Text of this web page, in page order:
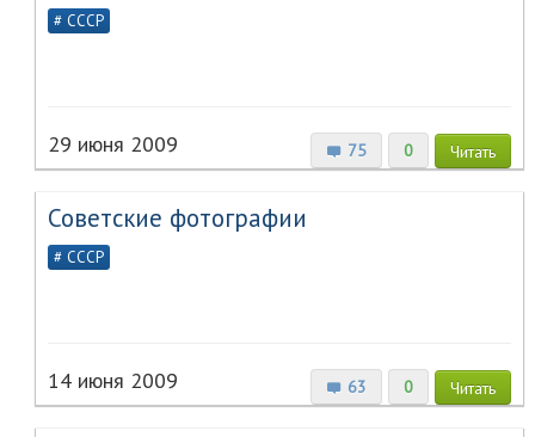
СССР
75 0 Читать
29 июня 2009
Советские фотографии
СССР
63 0 Читать
14 июня 2009